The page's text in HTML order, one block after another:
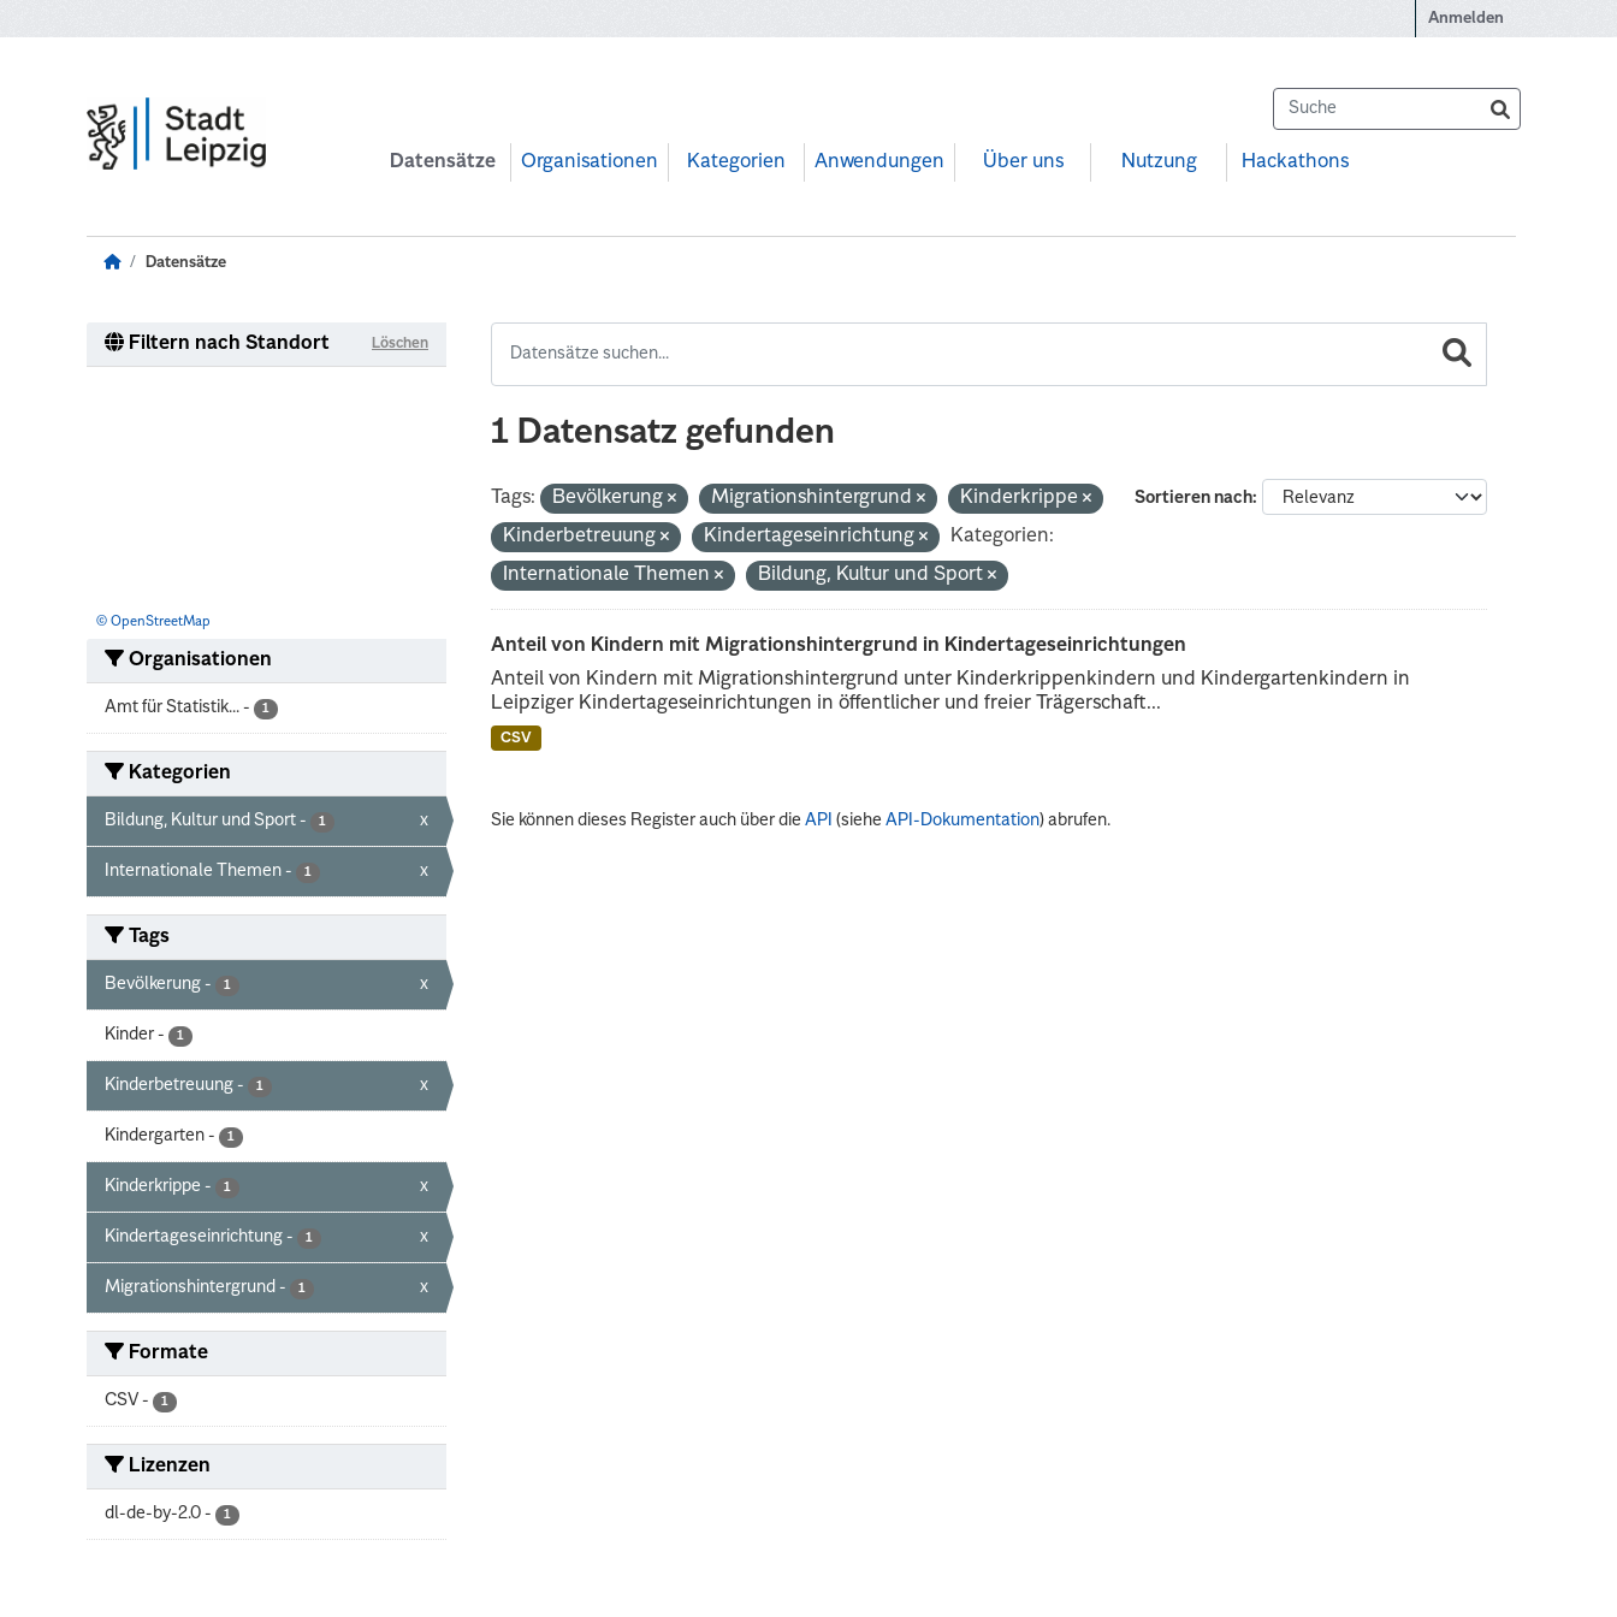
Anmelden
Datensätze Organisationen Kategorien Anwendungen Über uns Nutzung Hackathons
Datensätze
Filtern nach Standort Löschen
© OpenStreetMap
Organisationen
Amt für Statistik... - 1
Kategorien
Bildung, Kultur und Sport - 1 x
Internationale Themen - 1 x
Tags
Bevölkerung - 1 x
Kinder - 1
Kinderbetreuung - 1 x
Kindergarten - 1
Kinderkrippe - 1 x
Kindertageseinrichtung - 1 x
Migrationshintergrund - 1 x
Formate
CSV - 1
Lizenzen
dl-de-by-2.0 - 1
1 Datensatz gefunden
Sortieren nach
Tags: Bevölkerung Migrationshintergrund
Kinderkrippe
Kinderbetreuung
Kindertageseinrichtung
Kategorien:
Internationale Themen
Bildung, Kultur und Sport
Anteil von Kindern mit Migrationshintergrund in Kindertageseinrichtungen
Anteil von Kindern mit Migrationshintergrund unter Kinderkrippenkindern und Kindergartenkindern in
Leipziger Kindertageseinrichtungen in öffentlicher und freier Trägerschaft...
CSV
Sie können dieses Register auch über dieAPI (sieheAPI-Dokumentation) abrufen.